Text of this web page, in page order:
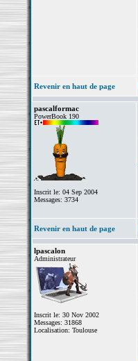
Revenir en haut de page
pascalformac
PowerBook 190
Inscrit le: 04 Sep 2004
Messages: 3734
Revenir en haut de page
lpascalon
Administrateur
Inscrit le: 30 Nov 2002
Messages: 31868
Localisation: Toulouse